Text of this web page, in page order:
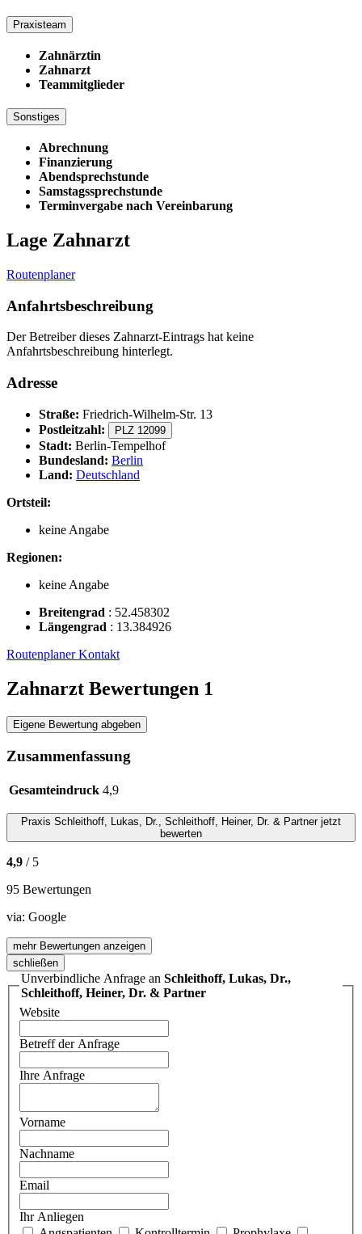
Praxisteam
Zahnärztin
Zahnarzt
Teammitglieder
Sonstiges
Abrechnung
Finanzierung
Abendsprechstunde
Samstagssprechstunde
Terminvergabe nach Vereinbarung
Lage Zahnarzt
Routenplaner
Anfahrtsbeschreibung
Der Betreiber dieses Zahnarzt-Eintrags hat keine
Anfahrtsbeschreibung hinterlegt.
Adresse
Straße: Friedrich-Wilhelm-Str. 13
Postleitzahl:
PLZ 12099
Stadt: Berlin-Tempelhof
Bundesland: Berlin
Land: Deutschland
Ortsteil:
keine Angabe
Regionen:
keine Angabe
Breitengrad : 52.458302
Längengrad : 13.384926
RoutenplanerKontakt
Zahnarzt Bewertungen 1
Eigene Bewertung abgeben
Zusammenfassung
Gesamteindruck 4,9
Praxis Schleithoff, Lukas, Dr., Schleithoff, Heiner, Dr. & Partnerjetzt
bewerten
4,9 / 5
95 Bewertungen
via: Google
mehr Bewertungen anzeigen
schließen
Unverbindliche Anfrage an Schleithoff, Lukas, Dr.,
Schleithoff, Heiner, Dr. & Partner
Website
Betreff der Anfrage
Ihre Anfrage
Vorname
Nachname
Email
Ihr Anliegen